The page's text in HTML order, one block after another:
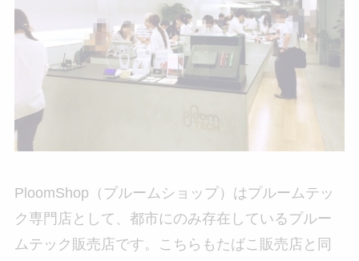
PloomShop（プルームショップ）はプルームテッ
ク専門店として、都市にのみ存在しているプルー
ムテック販売店です。こちらもたばこ販売店と同